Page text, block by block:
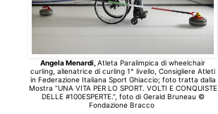
Angela Menardi, Atleta Paralimpica di wheelchair
curling, allenatrice di curling 1° livello, Consigliere Atleti
in Federazione Italiana Sport Ghiaccio; foto tratta dalla
Mostra “UNA VITA PER LO SPORT. VOLTI E CONQUISTE
DELLE #100ESPERTE.”, foto di Gerald Bruneau ©
Fondazione Bracco